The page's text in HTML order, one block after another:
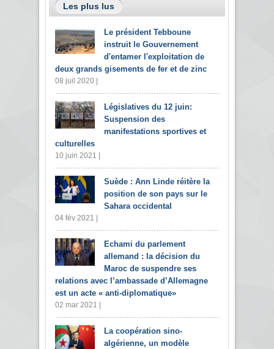
Les plus lus
Le président Tebboune
instruit le Gouvernement
d'entamer l'exploitation de
deux grands gisements de fer et de zinc
08 juil 2020 |
Législatives du 12 juin:
Suspension des
manifestations sportives et
culturelles
10 juin 2021 |
Suède : Ann Linde réitère la
position de son pays sur le
Sahara occidental
04 fév 2021 |
Echami du parlement
allemand : la décision du
Maroc de suspendre ses
relations avec l’ambassade d’Allemagne
est un acte « anti-diplomatique»
02 mar 2021 |
La coopération sino-
algérienne, un modèle